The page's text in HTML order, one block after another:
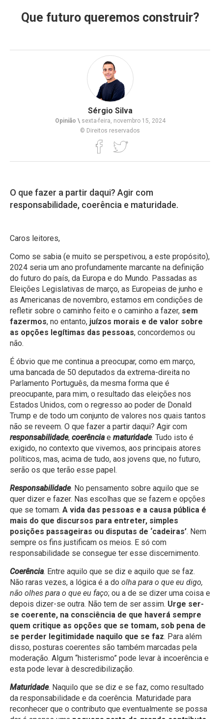
Que futuro queremos construir?
Sérgio Silva
Opinião \sexta-feira, novembro 15, 2024
© Direitos reservados
O que fazer a partir daqui? Agir com
responsabilidade, coerência e maturidade.
Caros leitores,
Como se sabia (e muito se perspetivou, a este propósito),
2024 seria um ano profundamente marcante na definição
do futuro do país, da Europa e do Mundo. Passadas as
Eleições Legislativas de março, as Europeias de junho e
as Americanas de novembro, estamos em condições de
refletir sobre o caminho feito e o caminho a fazer, sem
fazermos, no entanto, juízos morais e de valor sobre
as opções legítimas das pessoas, concordemos ou
não.
É óbvio que me continua a preocupar, como em março,
uma bancada de 50 deputados da extrema-direita no
Parlamento Português, da mesma forma que é
preocupante, para mim, o resultado das eleições nos
Estados Unidos, com o regresso ao poder de Donald
Trump e de todo um conjunto de valores nos quais tantos
não se reveem. O que fazer a partir daqui? Agir com
responsabilidade, coerência e maturidade. Tudo isto é
exigido, no contexto que vivemos, aos principais atores
políticos, mas, acima de tudo, aos jovens que, no futuro,
serão os que terão esse papel.
Responsabilidade. No pensamento sobre aquilo que se
quer dizer e fazer. Nas escolhas que se fazem e opções
que se tomam. A vida das pessoas e a causa pública é
mais do que discursos para entreter, simples
posições passageiras ou disputas de ‘cadeiras’. Nem
sempre os fins justificam os meios. E só com
responsabilidade se consegue ter esse discernimento.
Coerência. Entre aquilo que se diz e aquilo que se faz.
Não raras vezes, a lógica é a do olha para o que eu digo,
não olhes para o que eu faço; ou a de se dizer uma coisa e
depois dizer-se outra. Não tem de ser assim. Urge ser-
se coerente, na consciência de que haverá sempre
quem critique as opções que se tomam, sob pena de
se perder legitimidade naquilo que se faz. Para além
disso, posturas coerentes são também marcadas pela
moderação. Algum “histerismo” pode levar à incoerência e
esta pode levar à descredibilização.
Maturidade. Naquilo que se diz e se faz, como resultado
da responsabilidade e da coerência. Maturidade para
reconhecer que o contributo que eventualmente se possa